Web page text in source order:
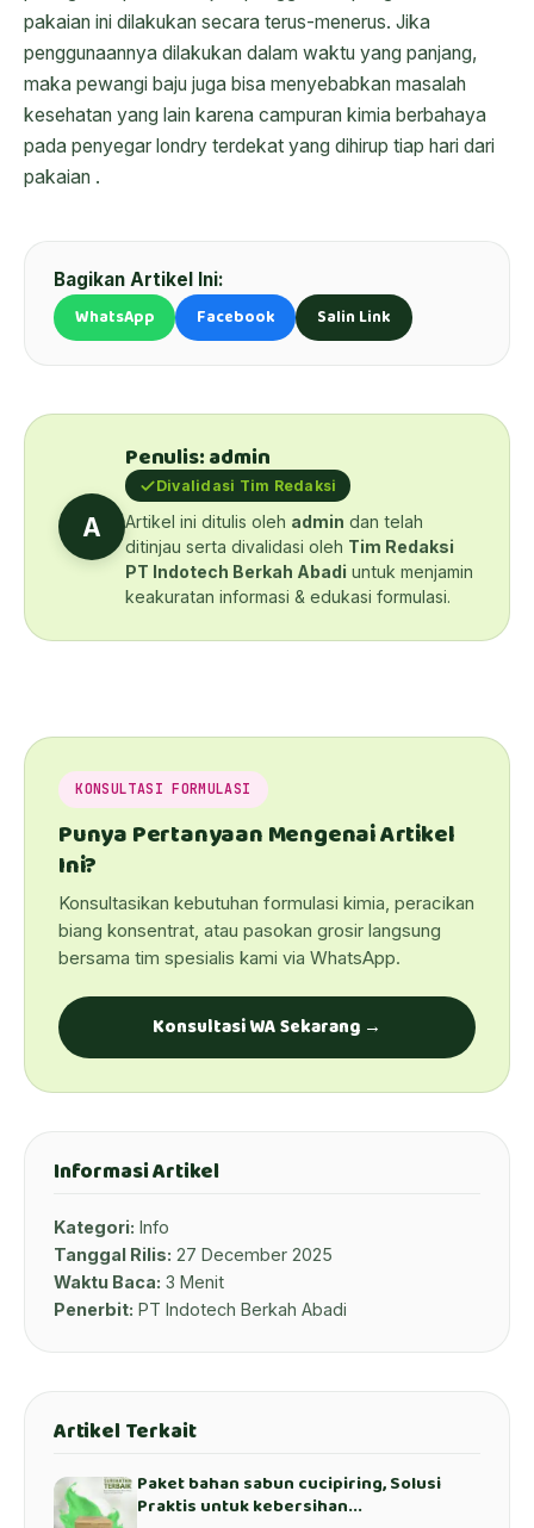
pakaian ini dilakukan secara terus-menerus. Jika
penggunaannya dilakukan dalam waktu yang panjang,
maka pewangi baju juga bisa menyebabkan masalah
kesehatan yang lain karena campuran kimia berbahaya
pada penyegar londry terdekat yang dihirup tiap hari dari
pakaian .
Bagikan Artikel Ini:
WhatsApp Facebook Salin Link
A
Penulis: admin
Divalidasi Tim Redaksi
Artikel ini ditulis oleh admin dan telah
ditinjau serta divalidasi oleh Tim Redaksi
PT Indotech Berkah Abadi untuk menjamin
keakuratan informasi & edukasi formulasi.
KONSULTASI FORMULASI
Punya Pertanyaan Mengenai Artikel
Ini?
Konsultasikan kebutuhan formulasi kimia, peracikan
biang konsentrat, atau pasokan grosir langsung
bersama tim spesialis kami via WhatsApp.
Konsultasi WA Sekarang →
Informasi Artikel
Kategori: Info
Tanggal Rilis: 27 December 2025
Waktu Baca: 3 Menit
Penerbit: PT Indotech Berkah Abadi
Artikel Terkait
Paket bahan sabun cucipiring, Solusi
Praktis untuk kebersihan...